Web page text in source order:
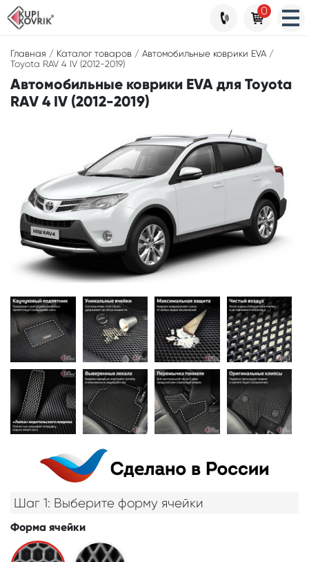
Главная / Каталог товаров / Автомобильные коврики EVA /
Toyota RAV 4 IV (2012-2019)
Автомобильные коврики EVA для Toyota
RAV 4 IV (2012-2019)
Шаг 1: Выберите форму ячейки
Форма ячейки
0